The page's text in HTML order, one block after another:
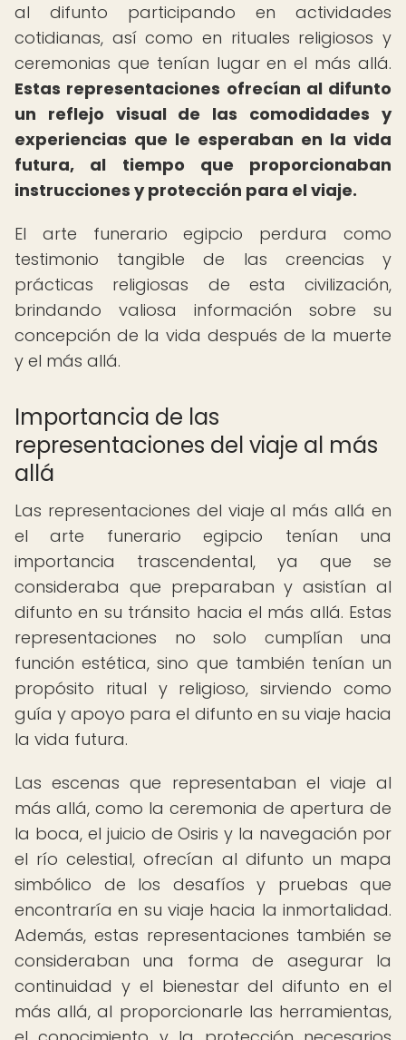
al difunto participando en actividades
cotidianas, así como en rituales religiosos y
ceremonias que tenían lugar en el más allá.
Estas representaciones ofrecían al difunto
un reflejo visual de las comodidades y
experiencias que le esperaban en la vida
futura, al tiempo que proporcionaban
instrucciones y protección para el viaje.
El arte funerario egipcio perdura como
testimonio tangible de las creencias y
prácticas religiosas de esta civilización,
brindando valiosa información sobre su
concepción de la vida después de la muerte
y el más allá.
Importancia de las
representaciones del viaje al más
allá
Las representaciones del viaje al más allá en
el arte funerario egipcio tenían una
importancia trascendental, ya que se
consideraba que preparaban y asistían al
difunto en su tránsito hacia el más allá. Estas
representaciones no solo cumplían una
función estética, sino que también tenían un
propósito ritual y religioso, sirviendo como
guía y apoyo para el difunto en su viaje hacia
la vida futura.
Las escenas que representaban el viaje al
más allá, como la ceremonia de apertura de
la boca, el juicio de Osiris y la navegación por
el río celestial, ofrecían al difunto un mapa
simbólico de los desafíos y pruebas que
encontraría en su viaje hacia la inmortalidad.
Además, estas representaciones también se
consideraban una forma de asegurar la
continuidad y el bienestar del difunto en el
más allá, al proporcionarle las herramientas,